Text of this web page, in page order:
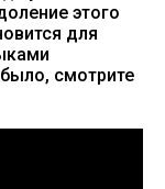
этого
для
смотрите